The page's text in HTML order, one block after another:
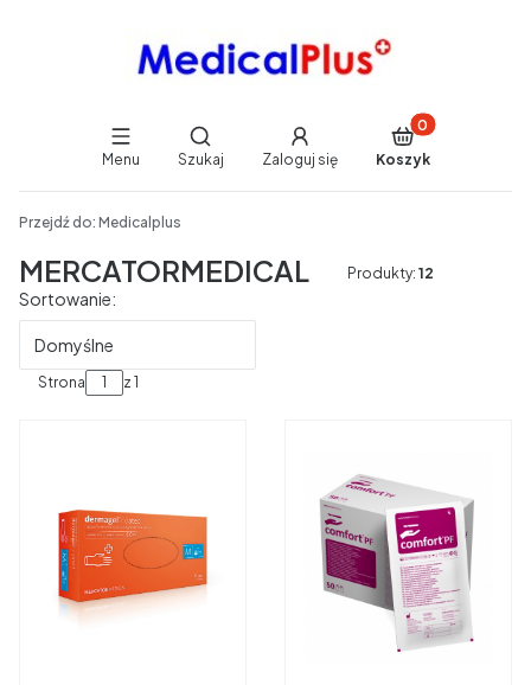
Menu
Otwórz wyszukiwarkę
Szukaj Zaloguj się
Produkty w
Koszyk
Przejdź do: Medicalplus
MERCATORMEDICAL Produkty: 12
Lista produktów
Sortowanie:
Domyślne
Strona z 1